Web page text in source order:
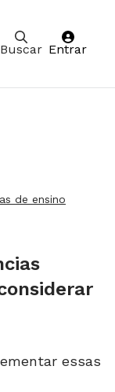
Buscar Entrar
de ensino
essas